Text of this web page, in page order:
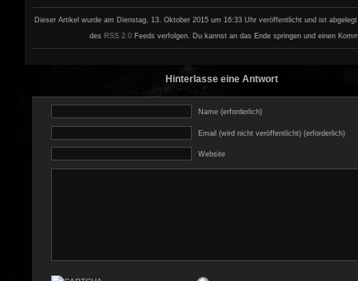
Dieser Artikel wurde am Dienstag, 13. Oktober 2015 um 16:33 Uhr veröffentlicht und ist
des RSS 2.0 Feeds verfolgen. Du kannst an das Ende springen und einen
Hinterlasse eine Antwort
Name (erforderlich)
Email (wird nicht veröffentlicht) (erforderlich)
Website